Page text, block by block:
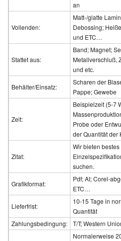
an
Vollenden:
Matt-/glatte
Debossing;
und ETC…
Stattet aus:
Band; Magnet;
Metallverschluß,
und etc.
Behälter/Einsatz:
Scharen der
Pappe; Gewebe
Zeit:
Beispielzeit (5-7
Probe oder
der Quantität der
Zitat:
Wir bieten
suchen.
Grafikformat:
Pdf; AI; Corel-
ETC…
Lieferfrist:
10-15 Tage in
Quantität
Zahlungsbedingung:
T/T; Western
Normalerweise